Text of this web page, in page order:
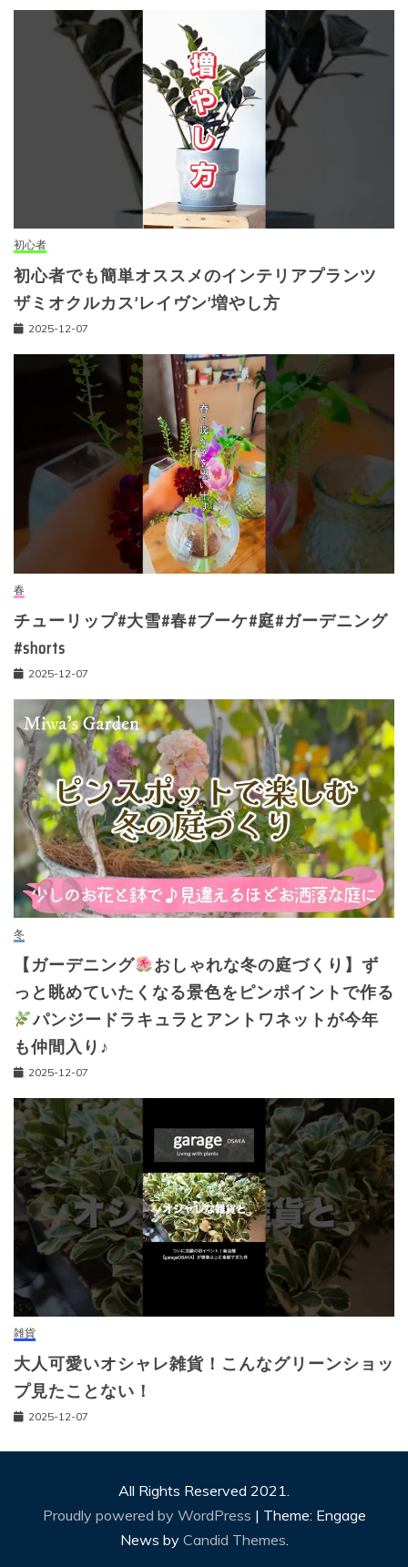
初心者
初心者でも簡単オススメのインテリアプランツ
ザミオクルカス’レイヴン’増やし方
2025-12-07
春
チューリップ#大雪#春#ブーケ#庭#ガーデニング
#shorts
2025-12-07
冬
【ガーデニング
おしゃれな冬の庭づくり】ず
っと眺めていたくなる景色をピンポイントで作る
パンジードラキュラとアントワネットが今年
も仲間入り♪
2025-12-07
雑貨
大人可愛いオシャレ雑貨！こんなグリーンショッ
プ見たことない！
2025-12-07
All Rights Reserved 2021.
Proudly powered by WordPress | Theme: Engage
News by Candid Themes